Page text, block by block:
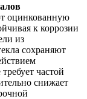
оцинкованную
к коррозии
из
сохраняют
частой
снижает